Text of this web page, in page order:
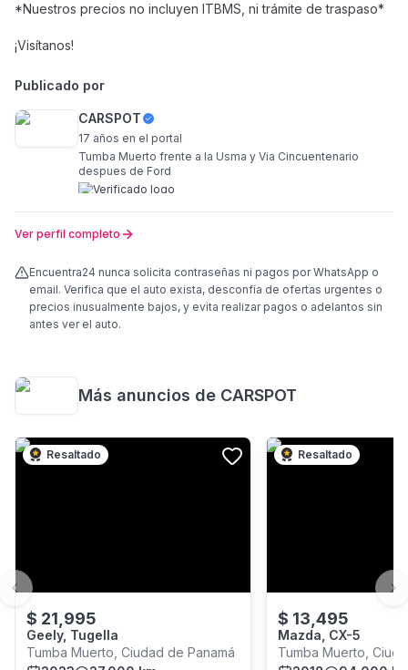
*Nuestros precios no incluyen ITBMS, ni trámite de traspaso*
¡Visítanos!
Publicado por
CARSPOT
17 años en el portal
Tumba Muerto frente a la Usma y Via Cincuentenario
despues de Ford
Ver perfil completo
Encuentra24 nunca solicita contraseñas ni pagos por WhatsApp o
email. Verifica que el auto exista, desconfía de ofertas urgentes o
precios inusualmente bajos, y evita realizar pagos o adelantos sin
antes ver el auto.
Más anuncios de CARSPOT
Resaltado
$ 21,995
Geely, Tugella
Tumba Muerto, Ciudad de Panamá
Resaltado
$ 13,495
Mazda, CX-5
Tumba Muerto,
Previous slide